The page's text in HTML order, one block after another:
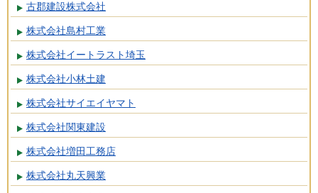
古郡建設株式会社
株式会社島村工業
株式会社イートラスト埼玉
株式会社小林土建
株式会社サイエイヤマト
株式会社関東建設
株式会社増田工務店
株式会社丸天興業